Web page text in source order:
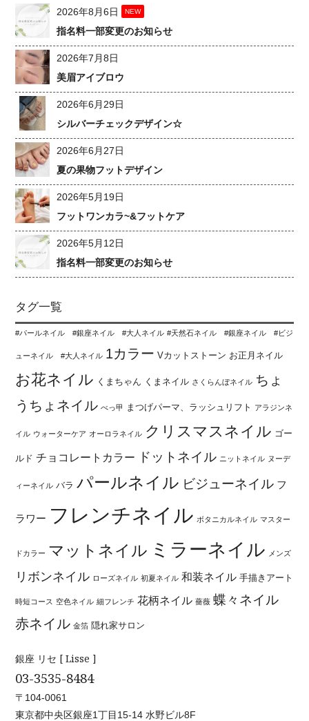
2026年8月6日 NEW
指名料一部変更のお知らせ
2026年7月8日
美眉アイブロウ
2026年6月29日
シルバーチェックデザイン☆
2026年6月27日
夏の果物フットデザイン
2026年5月19日
フットワンカラ~&フットケア
2026年5月12日
指名料一部変更のお知らせ
タグ一覧
#パールネイル #銀座ネイル #大人ネイル #天然石ネイル #銀座ネイル #ビジ
ューネイル #大人ネイル 1カラー Vカットストーン お正月ネイル
お花ネイル くまちゃん くまネイル さくらんぼネイル ちょ
うちょネイル べっ甲 まつげパーマ、ラッシュリフト アラジンネ
イル ウォーターケア オーロラネイル クリスマスネイル ゴー
ルド チョコレートカラー ドットネイル ニットネイル ヌーデ
ィーネイル バラ パールネイル ビジューネイル フ
ラワー フレンチネイル ボタニカルネイル マスター
ドカラー マットネイル ミラーネイル メンズ
リボンネイル ローズネイル 初夏ネイル 和装ネイル 手描きアート
時短コース 空色ネイル 細フレンチ 花柄ネイル 薔薇 蝶々ネイル
赤ネイル 金箔 隠れ家サロン
銀座 リセ [ Lisse ]
03-3535-8484
〒104-0061
東京都中央区銀座1丁目15-14 水野ビル8F